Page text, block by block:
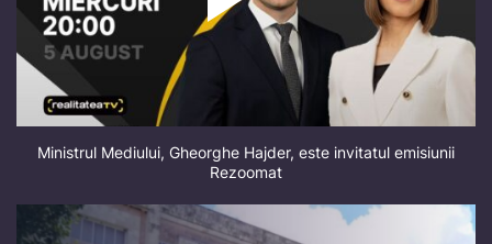
Ministrul Mediului, Gheorghe Hajder, este invitatul emisiunii
Rezoomat